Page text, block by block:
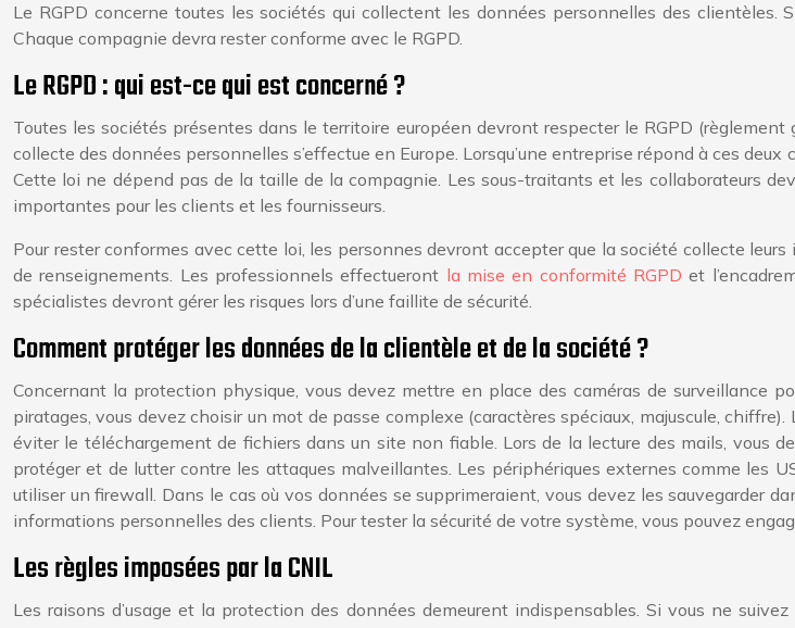
Le RGPD concerne toutes les sociétés qui collectent les données personnelles des
Chaque compagnie devra rester conforme avec le RGPD.
Le RGPD : qui est-ce qui est concerné ?
Toutes les sociétés présentes dans le territoire européen devront respecter le RGPD
collecte des données personnelles s’effectue en Europe. Lorsqu’une entreprise répond à ces
Cette loi ne dépend pas de la taille de la compagnie. Les sous-traitants et les collaborateurs
importantes pour les clients et les fournisseurs.
Pour rester conformes avec cette loi, les personnes devront accepter que la société collecte
de renseignements. Les professionnels effectueront la mise en conformité RGPD et
spécialistes devront gérer les risques lors d’une faillite de sécurité.
Comment protéger les données de la clientèle et de la société ?
Concernant la protection physique, vous devez mettre en place des caméras de surveillance
piratages, vous devez choisir un mot de passe complexe (caractères spéciaux, majuscule,
éviter le téléchargement de fichiers dans un site non fiable. Lors de la lecture des mails, vous
protéger et de lutter contre les attaques malveillantes. Les périphériques externes comme les
utiliser un firewall. Dans le cas où vos données se supprimeraient, vous devez les sauvegarder
informations personnelles des clients. Pour tester la sécurité de votre système, vous pouvez
Les règles imposées par la CNIL
Les raisons d’usage et la protection des données demeurent indispensables. Si vous ne